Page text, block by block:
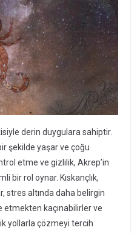
derin duygulara sahiptir.
şekilde yaşar ve çoğu
etme ve gizlilik, Akrep’in
bir rol oynar. Kıskançlık,
stres altında daha belirgin
etmekten kaçınabilirler ve
yollarla çözmeyi tercih